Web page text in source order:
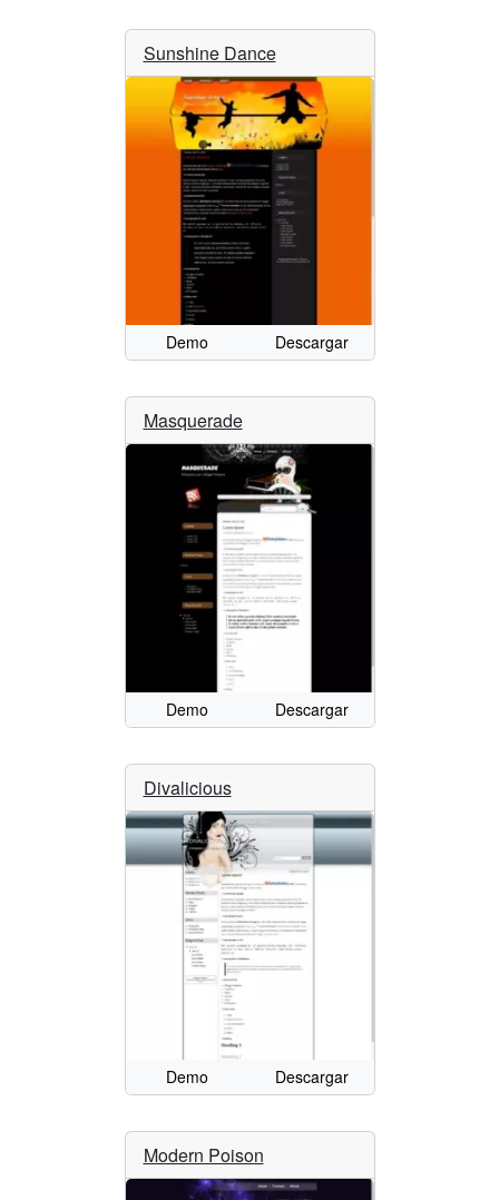
Sunshine Dance
Demo Descargar
Masquerade
Demo Descargar
Divalicious
Demo Descargar
Modern Poison